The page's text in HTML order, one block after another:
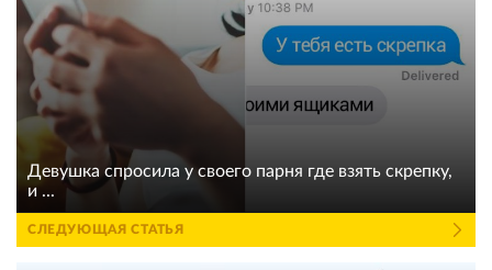
Девушка спросила у своего парня где взять скрепку,
и ...
СЛЕДУЮЩАЯ СТАТЬЯ